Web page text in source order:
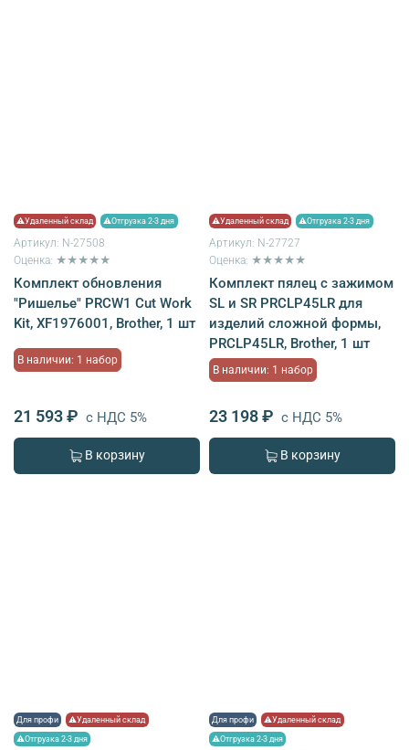
⚠Удаленный склад ⚠Отгрузка 2-3 дня
Артикул: N-27508
Оценка: ★★★★★
Комплект обновления
"Ришелье" PRCW1 Cut Work
Kit, XF1976001, Brother, 1 шт
В наличии: 1 набор
21 593 ₽ с НДС 5%
В корзину
⚠Удаленный склад ⚠Отгрузка 2-3 дня
Артикул: N-27727
Оценка: ★★★★★
Комплект пялец с зажимом
SL и SR PRCLP45LR для
изделий сложной формы,
PRCLP45LR, Brother, 1 шт
В наличии: 1 набор
23 198 ₽ с НДС 5%
В корзину
Для профи ⚠Удаленный склад
⚠Отгрузка 2-3 дня
Для профи ⚠Удаленный склад
⚠Отгрузка 2-3 дня